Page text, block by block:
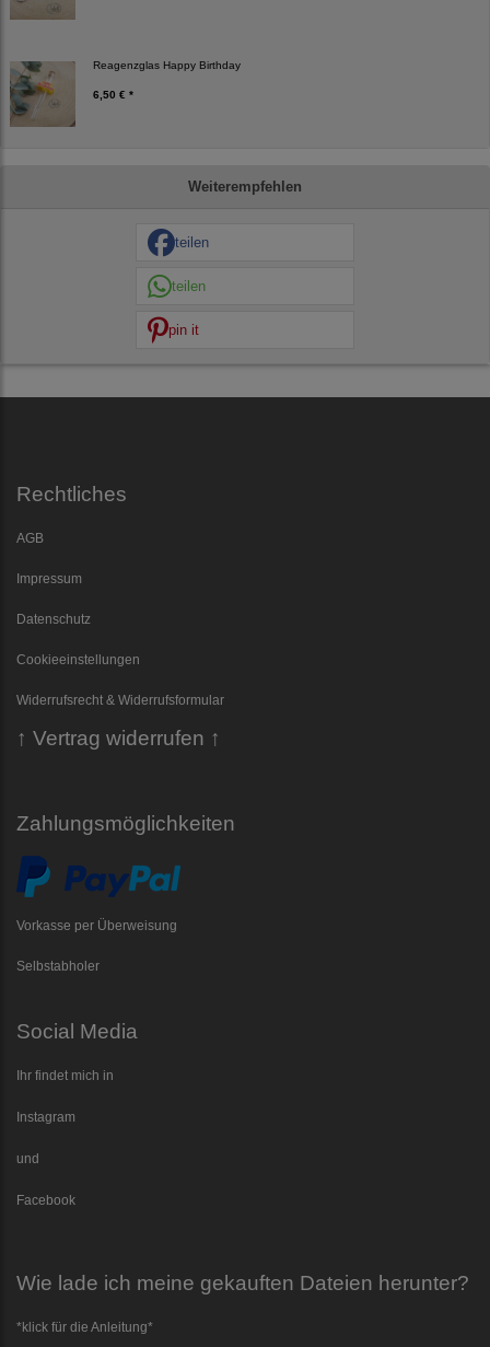
Reagenzglas Happy Birthday
6,50 € *
Weiterempfehlen
teilen
teilen
pin it
Rechtliches
AGB
Impressum
Datenschutz
Cookieeinstellungen
Widerrufsrecht & Widerrufsformular
↑ Vertrag widerrufen ↑
Zahlungsmöglichkeiten
Vorkasse per Überweisung
Selbstabholer
Social Media
Ihr findet mich in
Instagram
und
Facebook
Wie lade ich meine gekauften Dateien herunter?
*klick für die Anleitung*